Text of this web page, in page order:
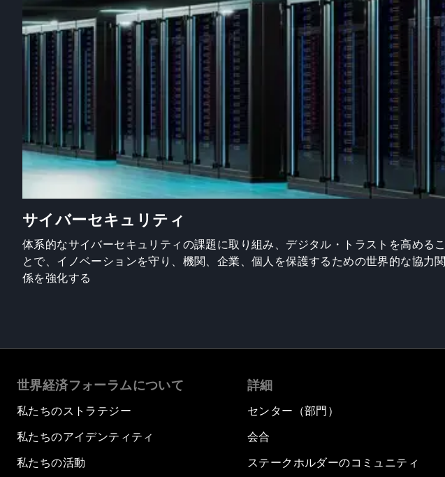
サイバーセキュリティ
体系的なサイバーセキュリティの課題に取り組み、デジタル・トラストを高めるこ
とで、イノベーションを守り、機関、企業、個人を保護するための世界的な協力関
係を強化する
世界経済フォーラムについて
私たちのストラテジー
私たちのアイデンティティ
私たちの活動
詳細
センター（部門）
会合
ステークホルダーのコミュニティ